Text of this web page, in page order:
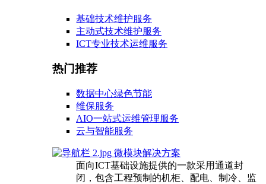
基础技术维护服务
主动式技术维护服务
ICT专业技术运维服务
热门推荐
数据中心绿色节能
维保服务
AIO一站式运维管理服务
云与智能服务
微模块解决方案
面向ICT基础设施提供的一款采用通道封
闭，包含工程预制的机柜、配电、制冷、监